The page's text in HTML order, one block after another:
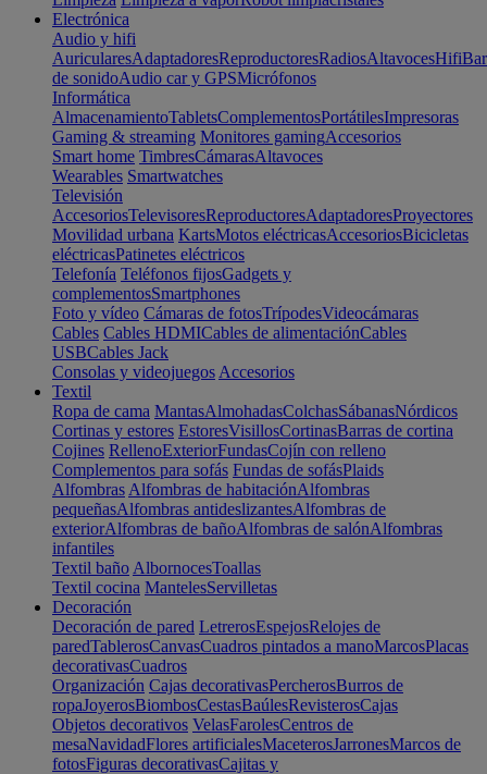
Electrónica
Audio y hifi
AuricularesAdaptadoresReproductoresRadiosAltavocesHifi
de sonidoAudio car y GPSMicrófonos
Informática
AlmacenamientoTabletsComplementosPortátilesImpresoras
Gaming & streaming Monitores gamingAccesorios
Smart home TimbresCámarasAltavoces
Wearables Smartwatches
Televisión
AccesoriosTelevisoresReproductoresAdaptadoresProyectores
Movilidad urbana KartsMotos eléctricasAccesoriosBicicletas
eléctricasPatinetes eléctricos
Telefonía Teléfonos fijosGadgets y
complementosSmartphones
Foto y vídeo Cámaras de fotosTrípodesVideocámaras
Cables Cables HDMICables de alimentaciónCables
USBCables Jack
Consolas y videojuegos Accesorios
Textil
Ropa de cama MantasAlmohadasColchasSábanasNórdicos
Cortinas y estores EstoresVisillosCortinasBarras de cortina
Cojines RellenoExteriorFundasCojín con relleno
Complementos para sofás Fundas de sofásPlaids
Alfombras Alfombras de habitaciónAlfombras
pequeñasAlfombras antideslizantesAlfombras de
exteriorAlfombras de bañoAlfombras de salónAlfombras
infantiles
Textil baño AlbornocesToallas
Textil cocina MantelesServilletas
Decoración
Decoración de pared LetrerosEspejosRelojes de
paredTablerosCanvasCuadros pintados a manoMarcosPlacas
decorativasCuadros
Organización Cajas decorativasPercherosBurros de
ropaJoyerosBiombosCestasBaúlesRevisterosCajas
Objetos decorativos VelasFarolesCentros de
mesaNavidadFlores artificialesMaceterosJarronesMarcos de
fotosFiguras decorativasCajitas y